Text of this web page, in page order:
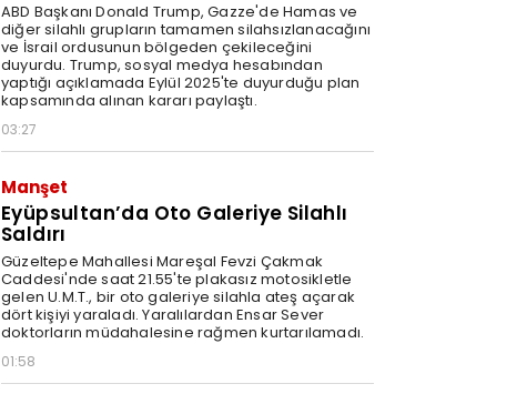
ABD Başkanı Donald Trump, Gazze'de Hamas ve
diğer silahlı grupların tamamen silahsızlanacağını
ve İsrail ordusunun bölgeden çekileceğini
duyurdu. Trump, sosyal medya hesabından
yaptığı açıklamada Eylül 2025'te duyurduğu plan
kapsamında alınan kararı paylaştı.
03:27
Manşet
Eyüpsultan’da Oto Galeriye Silahlı
Saldırı
Güzeltepe Mahallesi Mareşal Fevzi Çakmak
Caddesi'nde saat 21.55'te plakasız motosikletle
gelen U.M.T., bir oto galeriye silahla ateş açarak
dört kişiyi yaraladı. Yaralılardan Ensar Sever
doktorların müdahalesine rağmen kurtarılamadı.
01:58